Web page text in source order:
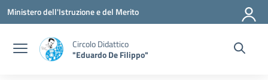
Vai ai contenuti
Vai al menu di navigazione
Vai al footer
Ministero dell'Istruzione e del Merito
Circolo Didattico
"Eduardo De Filippo"